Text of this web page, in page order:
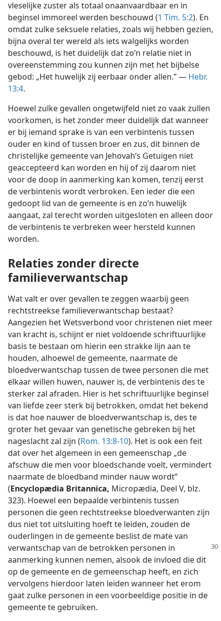
vleselijke zuster als totaal onaanvaardbaar en in
beginsel immoreel werden beschouwd (1 Tim. 5:2). En
omdat zulke seksuele relaties, zoals wij hebben gezien,
bijna overal ter wereld als iets walgelijks worden
beschouwd, is het duidelijk dat zo’n relatie niet in
overeenstemming zou kunnen zijn met het bijbelse
gebod: „Het huwelijk zij eerbaar onder allen.” — Hebr.
13:4.
Hoewel zulke gevallen ongetwijfeld niet zo vaak zullen
voorkomen, is het zonder meer duidelijk dat wanneer
er bij iemand sprake is van een verbintenis tussen
ouder en kind of tussen broer en zus, dit binnen de
christelijke gemeente van Jehovah’s Getuigen niet
geaccepteerd kan worden en hij of zij daarom niet
voor de doop in aanmerking kan komen, tenzij eerst
de verbintenis wordt verbroken. Een ieder die een
gedoopt lid van de gemeente is en zo’n huwelijk
aangaat, zal terecht worden uitgesloten en alleen door
de verbintenis te verbreken weer hersteld kunnen
worden.
Relaties zonder directe
familieverwantschap
Wat valt er over gevallen te zeggen waarbij geen
rechtstreekse familieverwantschap bestaat?
Aangezien het Wetsverbond voor christenen niet meer
van kracht is, schijnt er niet voldoende schriftuurlijke
basis te bestaan om hierin een strakke lijn aan te
houden, alhoewel de gemeente, naarmate de
bloedverwantschap tussen de twee personen die met
elkaar willen huwen, nauwer is, de verbintenis des te
sterker zal afraden. Hier is het schriftuurlijke beginsel
van liefde zeer sterk bij betrokken, omdat het bekend
is dat hoe nauwer de bloedverwantschap is, des te
groter het gevaar van genetische gebreken bij het
nageslacht zal zijn (Rom. 13:8-10). Het is ook een feit
dat over het algemeen in een gemeenschap „de
afschuw die men voor bloedschande voelt, vermindert
naarmate de bloedband minder nauw wordt”
(Encyclopædia Britannica, Micropædia, Deel V, blz.
323). Hoewel een bepaalde verbintenis tussen
personen die geen rechtstreekse bloedverwanten zijn
dus niet tot uitsluiting hoeft te leiden, zouden de
ouderlingen in de gemeente beslist de mate van
verwantschap van de betrokken personen in
aanmerking kunnen nemen, alsook de invloed die dit
op de gemeente en de gemeenschap heeft, en zich
vervolgens hierdoor laten leiden wanneer het erom
gaat zulke personen in een voorbeeldige positie in de
gemeente te gebruiken.